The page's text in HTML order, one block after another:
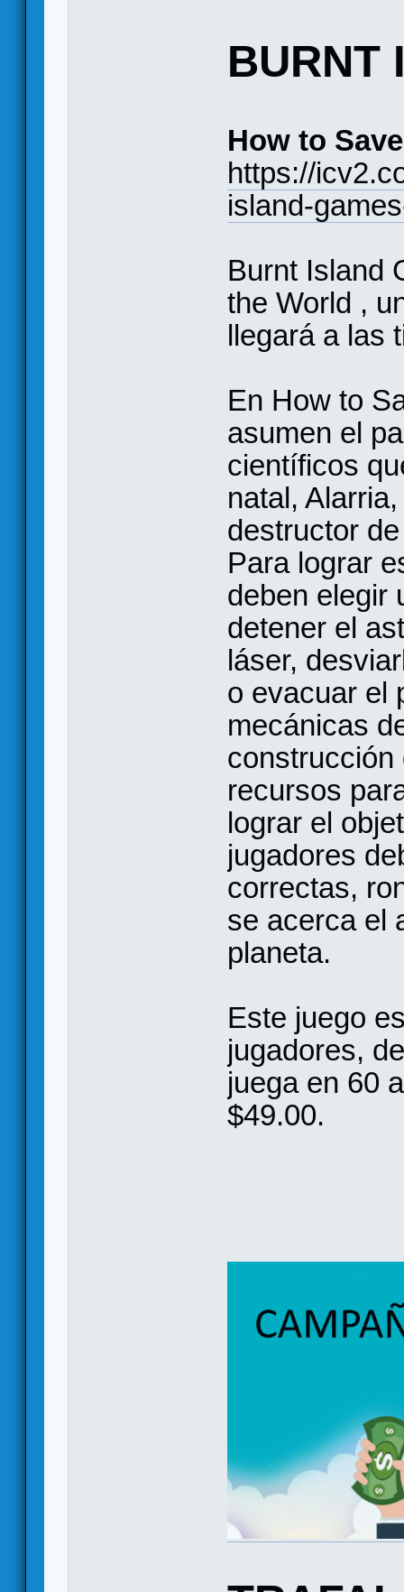
BURNT
How to
https://
island-
Burnt Island
the World ,
llegará a las
En How to
asumen el
científicos
natal,
destructor
Para lograr
deben elegir
detener el
láser,
o evacuar el
mecánicas
construcción
recursos
lograr el
jugadores
correctas,
se acerca el
planeta.
Este juego
jugadores,
juega en 60
$49.00.